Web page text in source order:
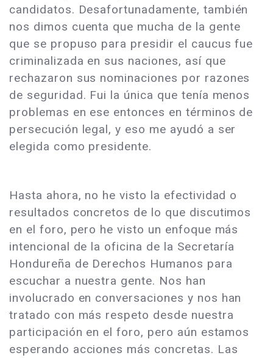
candidatos. Desafortunadamente, también
nos dimos cuenta que mucha de la gente
que se propuso para presidir el caucus fue
criminalizada en sus naciones, así que
rechazaron sus nominaciones por razones
de seguridad. Fui la única que tenía menos
problemas en ese entonces en términos de
persecución legal, y eso me ayudó a ser
elegida como presidente.
Hasta ahora, no he visto la efectividad o
resultados concretos de lo que discutimos
en el foro, pero he visto un enfoque más
intencional de la oficina de la Secretaría
Hondureña de Derechos Humanos para
escuchar a nuestra gente. Nos han
involucrado en conversaciones y nos han
tratado con más respeto desde nuestra
participación en el foro, pero aún estamos
esperando acciones más concretas. Las